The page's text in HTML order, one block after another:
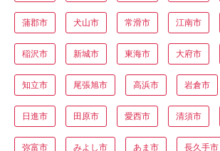
蒲郡市 犬山市 常滑市 江南市
稲沢市 新城市 東海市 大府市
知立市 尾張旭市 高浜市 岩倉市
日進市 田原市 愛西市 清須市
弥富市 みよし市 あま市 長久手市